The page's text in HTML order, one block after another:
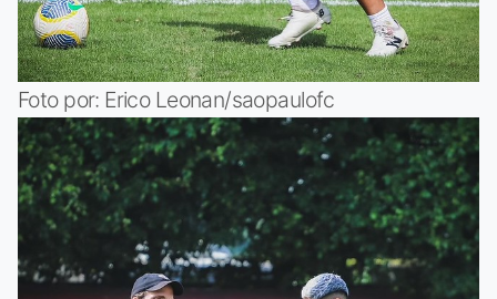
Foto por: Erico Leonan/saopaulofc